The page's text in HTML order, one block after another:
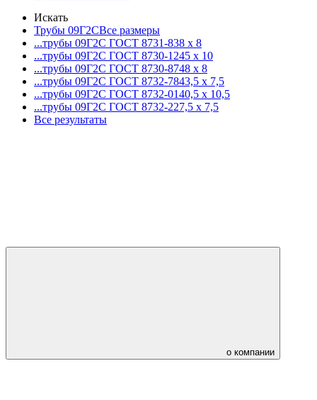
Искать
Трубы 09Г2СВсе размеры
...трубы 09Г2С ГОСТ 8731-838 x 8
...трубы 09Г2С ГОСТ 8730-1245 x 10
...трубы 09Г2С ГОСТ 8730-8748 x 8
...трубы 09Г2С ГОСТ 8732-7843,5 x 7,5
...трубы 09Г2С ГОСТ 8732-0140,5 x 10,5
...трубы 09Г2С ГОСТ 8732-227,5 x 7,5
Все результаты
о компании